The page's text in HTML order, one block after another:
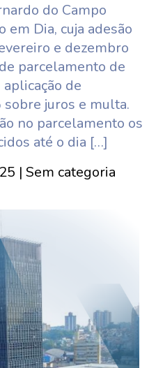
do Campo
em Dia, cuja adesão
e dezembro
parcelamento de
de
juros e multa.
no parcelamento os
até o dia […]
| Sem categoria